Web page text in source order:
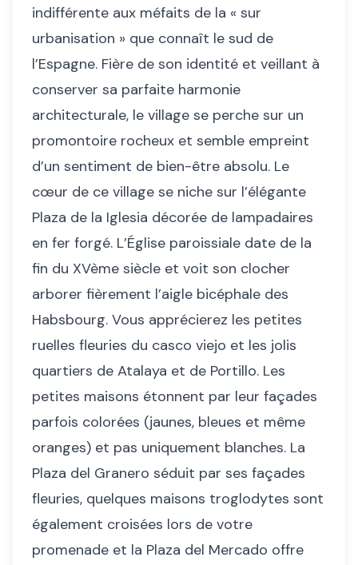
indifférente aux méfaits de la « sur
urbanisation » que connaît le sud de
l’Espagne. Fière de son identité et veillant à
conserver sa parfaite harmonie
architecturale, le village se perche sur un
promontoire rocheux et semble empreint
d’un sentiment de bien-être absolu. Le
cœur de ce village se niche sur l’élégante
Plaza de la Iglesia décorée de lampadaires
en fer forgé. L’Église paroissiale date de la
fin du XVème siècle et voit son clocher
arborer fièrement l’aigle bicéphale des
Habsbourg. Vous apprécierez les petites
ruelles fleuries du casco viejo et les jolis
quartiers de Atalaya et de Portillo. Les
petites maisons étonnent par leur façades
parfois colorées (jaunes, bleues et même
oranges) et pas uniquement blanches. La
Plaza del Granero séduit par ses façades
fleuries, quelques maisons troglodytes sont
également croisées lors de votre
promenade et la Plaza del Mercado offre